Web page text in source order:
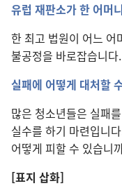
유럽 재판소가 한 어머
한 최고 법원이 어느 어
불공정을 바로잡습니다.
실패에 어떻게 대처할
많은 청소년들은 실패
실수를 하기 마련입니
어떻게 피할 수 있습니
[표지 삽화]